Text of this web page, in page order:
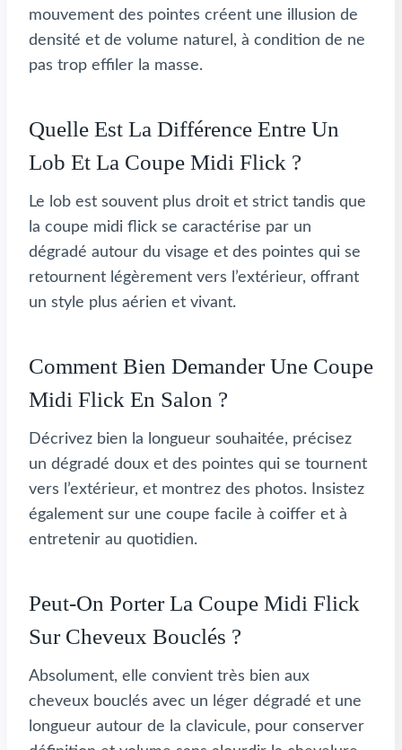
mouvement des pointes créent une illusion de
densité et de volume naturel, à condition de ne
pas trop effiler la masse.
Quelle Est La Différence Entre Un
Lob Et La Coupe Midi Flick ?
Le lob est souvent plus droit et strict tandis que
la coupe midi flick se caractérise par un
dégradé autour du visage et des pointes qui se
retournent légèrement vers l’extérieur, offrant
un style plus aérien et vivant.
Comment Bien Demander Une Coupe
Midi Flick En Salon ?
Décrivez bien la longueur souhaitée, précisez
un dégradé doux et des pointes qui se tournent
vers l’extérieur, et montrez des photos. Insistez
également sur une coupe facile à coiffer et à
entretenir au quotidien.
Peut-On Porter La Coupe Midi Flick
Sur Cheveux Bouclés ?
Absolument, elle convient très bien aux
cheveux bouclés avec un léger dégradé et une
longueur autour de la clavicule, pour conserver